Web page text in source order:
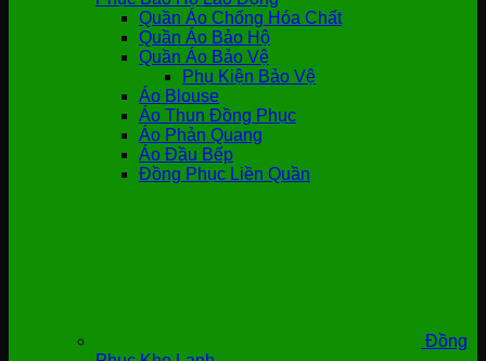
Quần Áo Chống Hóa Chất
Quần Áo Bảo Hộ
Quần Áo Bảo Vệ
Phụ Kiện Bảo Vệ
Áo Blouse
Áo Thun Đồng Phục
Áo Phản Quang
Áo Đầu Bếp
Đồng Phục Liền Quần
Đồng